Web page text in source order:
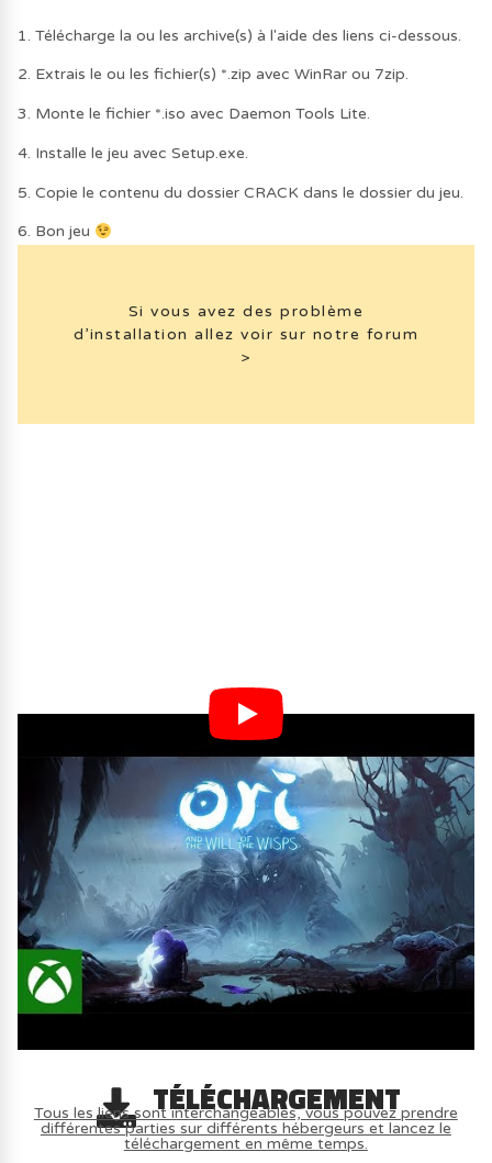
1. Télécharge la ou les archive(s) à l'aide des liens ci-dessous.
2. Extrais le ou les fichier(s) *.zip avec WinRar ou 7zip.
3. Monte le fichier *.iso avec Daemon Tools Lite.
4. Installe le jeu avec Setup.exe.
5. Copie le contenu du dossier CRACK dans le dossier du jeu.
6. Bon jeu
Si vous avez des problème
d’installation allez voir sur notre forum
>
TÉLÉCHARGEMENT
Tous les liens sont interchangeables, vous pouvez prendre
différentes parties sur différents hébergeurs et lancez le
téléchargement en même temps.